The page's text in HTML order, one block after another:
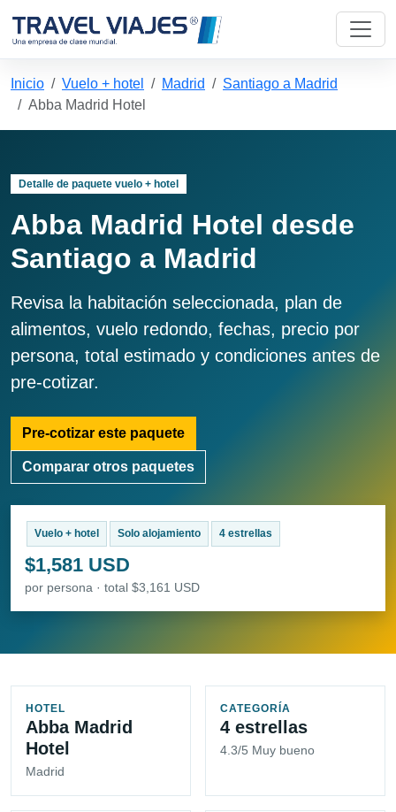
Inicio Vuelo + hotel Madrid
Santiago a Madrid
Abba Madrid Hotel
Detalle de paquete vuelo + hotel
Abba Madrid Hotel desde
Santiago a Madrid
Revisa la habitación seleccionada, plan de
alimentos, vuelo redondo, fechas, precio por
persona, total estimado y condiciones antes de
pre-cotizar.
Pre-cotizar este paquete
Comparar otros paquetes
Vuelo + hotel Solo alojamiento 4 estrellas
$1,581 USD
por persona · total $3,161 USD
HOTEL
Abba Madrid
Hotel
Madrid
CATEGORÍA
4 estrellas
4.3/5 Muy bueno